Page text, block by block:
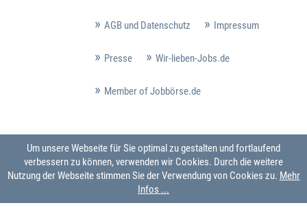
AGB und Datenschutz Impressum
Presse Wir-lieben-Jobs.de
Member of Jobbörse.de
Um unsere Webseite für Sie optimal zu gestalten und fortlaufend
verbessern zu können, verwenden wir Cookies. Durch die weitere
Nutzung der Webseite stimmen Sie der Verwendung von Cookies zu. Mehr
Infos ...